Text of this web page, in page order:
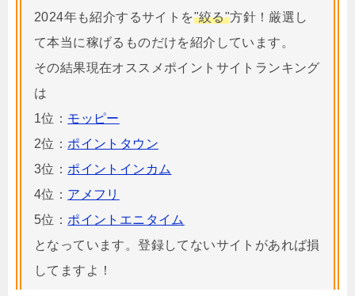
2024年も紹介するサイトを"絞る"方針！厳選し
て本当に稼げるものだけを紹介しています。
その結果現在オススメポイントサイトランキング
は
1位： モッピー
2位： ポイントタウン
3位： ポイントインカム
4位： アメフリ
5位： ポイントエニタイム
となっています。登録してないサイトがあれば損
してますよ！